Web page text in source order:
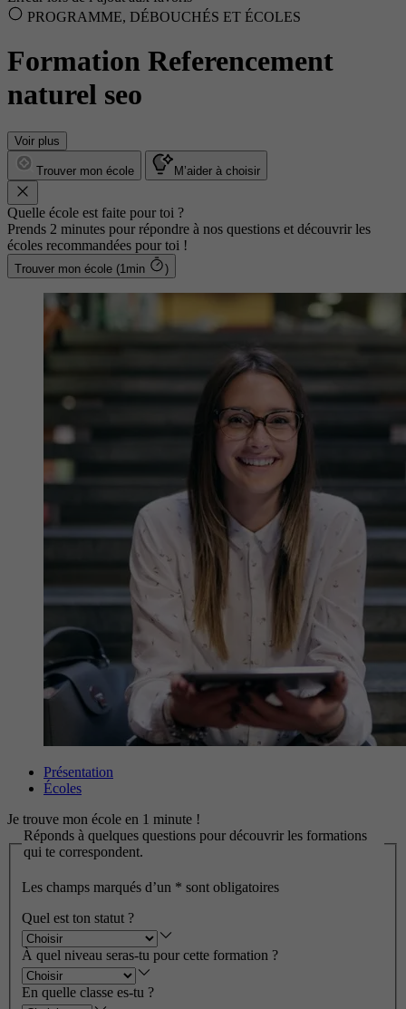
PROGRAMME, DÉBOUCHÉS ET ÉCOLES
Formation Referencement
naturel seo
Voir plus
Trouver mon école M’aider à choisir
Quelle école est faite pour toi ?
Prends 2 minutes pour répondre à nos questions et découvrir les
écoles recommandées pour toi !
Trouver mon école (1min )
Présentation
Écoles
Je trouve mon école en 1 minute !
Réponds à quelques questions pour découvrir les formations
qui te correspondent.
Les champs marqués d’un * sont obligatoires
Quel est ton statut ?
À quel niveau seras-tu pour cette formation ?
En quelle classe es-tu ?